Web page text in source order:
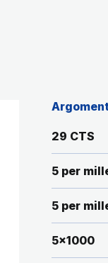
29 CTS
5 per
5 per
5x1000